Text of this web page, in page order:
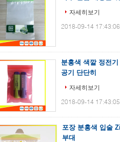
자세히보기
2018-09-14 17:43:06
분홍색 색깔 정전
공기 단단히
자세히보기
2018-09-14 17:43:05
포장 분홍색 입술
부대